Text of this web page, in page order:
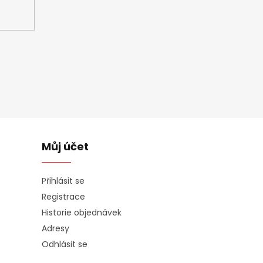
Můj účet
Přihlásit se
Registrace
Historie objednávek
Adresy
Odhlásit se